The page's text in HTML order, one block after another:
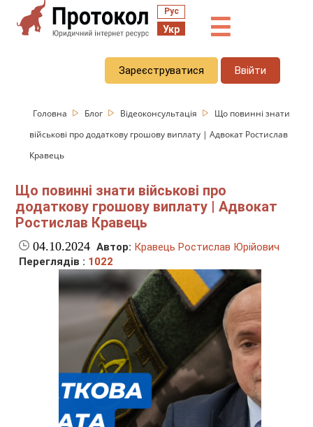
Рус
Укр ☰
Зареєструватися Ввійти
Головна Блог Відеоконсультація
Що повинні знати
військові про додаткову грошову виплату | Адвокат Ростислав
Кравець
Що повинні знати військові про
додаткову грошову виплату | Адвокат
Ростислав Кравець
04.10.2024 Автор: Кравець Ростислав Юрійович
Переглядів : 1022